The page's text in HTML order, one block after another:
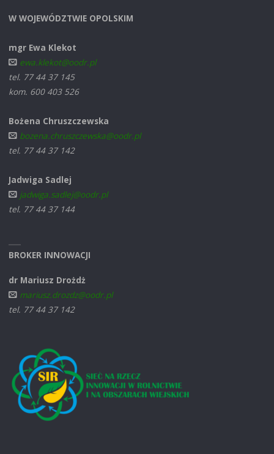
W WOJEWÓDZTWIE OPOLSKIM
mgr Ewa Klekot
ewa.klekot@oodr.pl
tel. 77 44 37 145
kom. 600 403 526
Bożena Chruszczewska
bozena.chruszczewska@oodr.pl
tel. 77 44 37 142
Jadwiga Sadlej
jadwiga.sadlej@oodr.pl
tel. 77 44 37 144
BROKER INNOWACJI
dr Mariusz Drożdż
mariusz.drozdz@oodr.pl
tel. 77 44 37 142